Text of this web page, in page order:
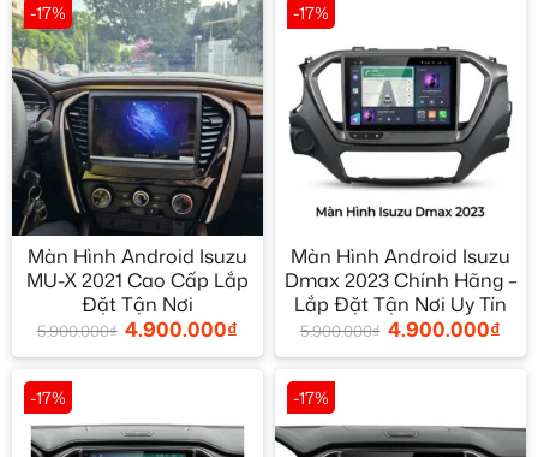
-17%
Màn Hình Android Isuzu
MU-X 2021 Cao Cấp Lắp
Đặt Tận Nơi
5.900.000₫ 4.900.000₫
-17%
Màn Hình Android Isuzu
Dmax 2023 Chính Hãng –
Lắp Đặt Tận Nơi Uy Tín
5.900.000₫ 4.900.000₫
-17% -17%